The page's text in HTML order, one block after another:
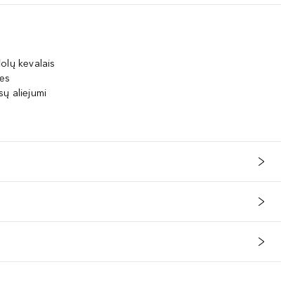
kevalais
aliejumi